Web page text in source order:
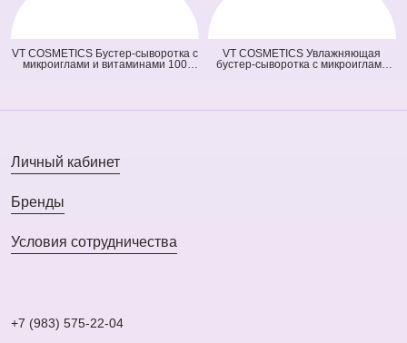
VT COSMETICS Бустер-сыворотка с
микроиглами и витаминами 100
VT COSMETICS Увлажняющая
бустер-сыворотка с микроиглами
Личный кабинет
Бренды
Условия сотрудничества
+7 (983) 575-22-04